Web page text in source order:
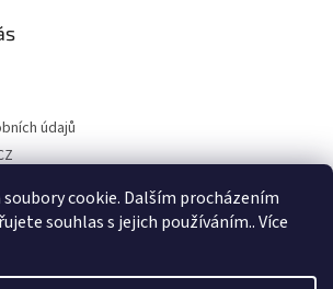
cookie. Dalším procházením
souhlas s jejich používáním.. Více
údajů
reklamace